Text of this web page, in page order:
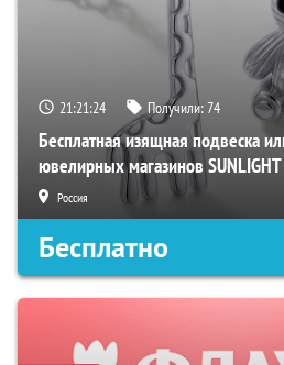
21:21:23 Получили:74
Бесплатная изящная подвеска
ювелирных магазинов SUNLIGHT
Россия
Бесплатно